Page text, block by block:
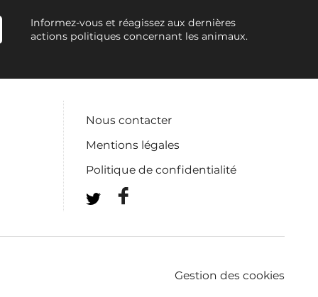
Informez-vous et réagissez aux dernières
actions politiques concernant les animaux.
Nous contacter
Mentions légales
Politique de confidentialité
Gestion des cookies